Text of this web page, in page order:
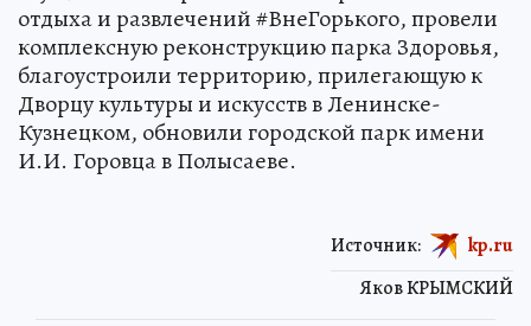
отдыха и развлечений #ВнеГорького, провели
комплексную реконструкцию парка Здоровья,
благоустроили территорию, прилегающую к
Дворцу культуры и искусств в Ленинске-
Кузнецком, обновили городской парк имени
И.И. Горовца в Полысаеве.
Яков КРЫМСКИЙ
Источник: kp.ru